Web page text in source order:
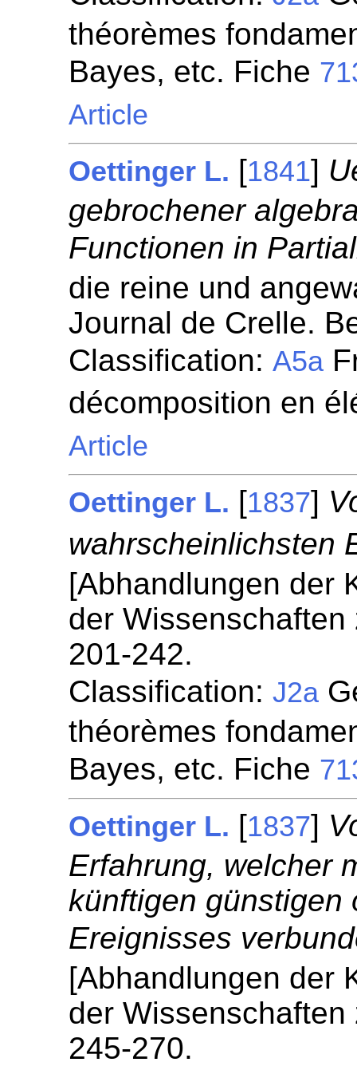
théorèmes
Bayes, etc. Fiche
Article
Oettinger L. [1841]
gebrochener
Functionen in
die reine und
Journal de Crelle.
Classification:A5a
décomposition en
Article
Oettinger L. [1837]
wahrscheinlichsten
[Abhandlungen der
der
201-242.
Classification:J2a
théorèmes
Bayes, etc. Fiche
Oettinger L. [1837]
Erfahrung, welcher
künftigen günstigen
Ereignisses
[Abhandlungen der
der
245-270.